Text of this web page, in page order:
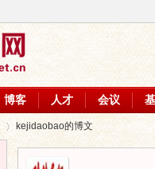
博客 人才 会议
kejidaobao的博文